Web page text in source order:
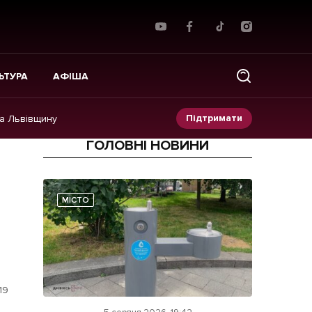
АФІША
Львівщину Підтримати
Прес-релізи
Фото/Відео
Made in Lviv
ГОЛОВНІ НОВИНИ
МІСТО